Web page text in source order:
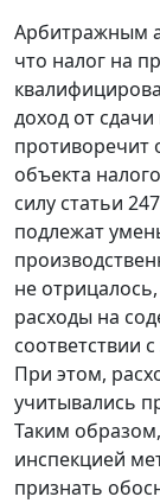
Арбитражным
что налог на
доход от
противоречит
объекта
силу статьи 247
подлежат
не
расходы на
соответствии
При этом,
учитывались
Таким
инспекцией
признать